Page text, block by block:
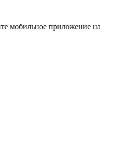
мобильное приложение на